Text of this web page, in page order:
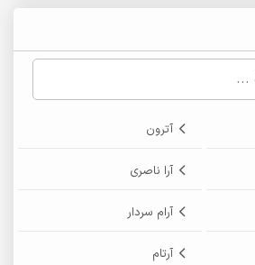
آترون
آرا ناصری
آرام سردار
آرتام